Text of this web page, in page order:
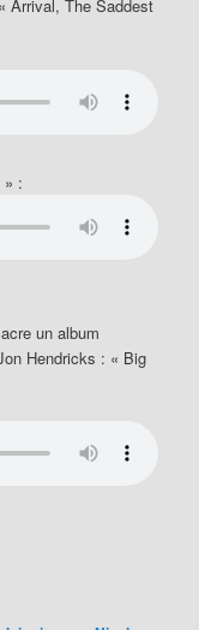
Arrival, The Saddest
» :
un album
Hendricks : « Big